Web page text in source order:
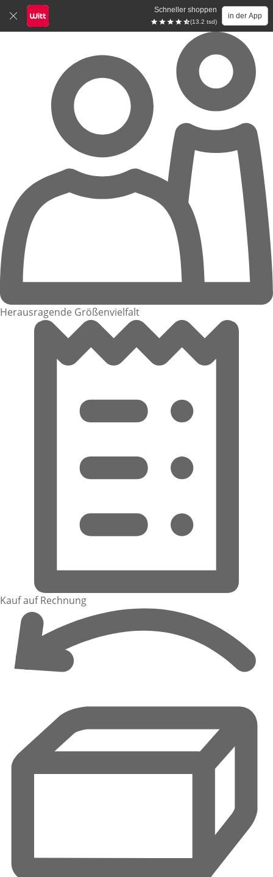
Schneller shoppen
(13.2 tsd)
in der App
Herausragende Größenvielfalt
Kauf auf Rechnung